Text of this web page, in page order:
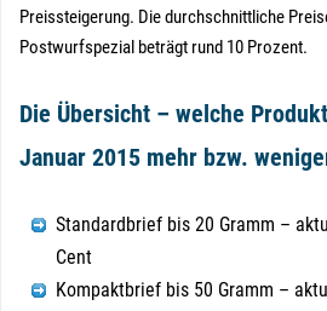
Preissteigerung. Die durchschnittliche
Postwurfspezial beträgt rund 10 Prozent.
Die Übersicht – welche
Januar 2015 mehr bzw.
Standardbrief bis 20 Gramm –
Cent
Kompaktbrief bis 50 Gramm –